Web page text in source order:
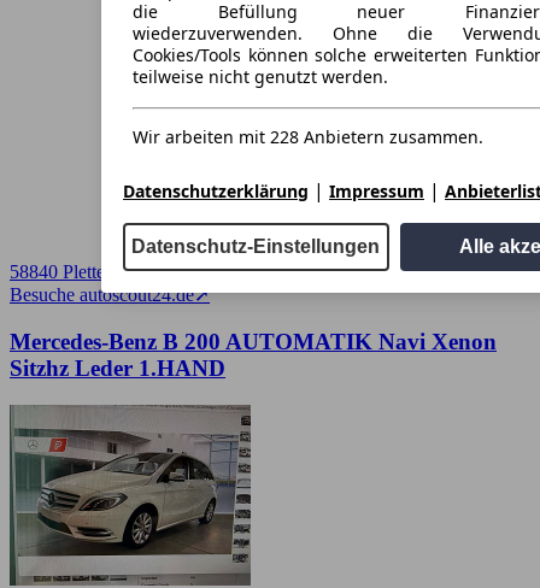
die Befüllung neuer
wiederzuverwenden. Ohne die
Cookies/Tools können solche erweiterten
teilweise nicht genutzt werden.
Wir arbeiten mit 228 Anbietern zusammen.
Datenschutzerklärung | Impressum |
Datenschutz-Einstellungen Alle
58840 Plettenberg
Besuche autoscout24.de➚
Mercedes-Benz B 200 AUTOMATIK Navi Xenon
Sitzhz Leder 1.HAND